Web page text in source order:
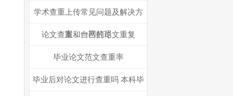
学术查重上传常见问题及解决方
案，一网打尽
论文查重和自己的论文重复
毕业论文范文查重率
毕业后对论文进行查重吗 本科毕